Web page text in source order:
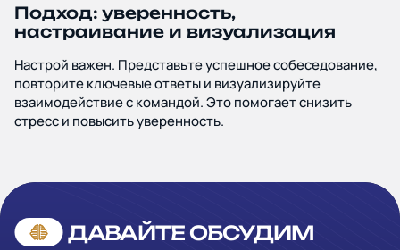
Подход: уверенность,
настраивание и визуализация
Настрой важен. Представьте успешное собеседование,
повторите ключевые ответы и визуализируйте
взаимодействие с командой. Это помогает снизить
стресс и повысить уверенность.
ДАВАЙТЕ ОБСУДИМ